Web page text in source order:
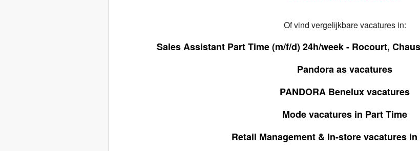
Of vind vergelijkbare vacatures in:
Sales Assistant Part Time (m/f/d) 24h/week - Rocourt,
Pandora as vacatures
PANDORA Benelux vacatures
Mode vacatures in Part Time
Retail Management & In-store vacatures